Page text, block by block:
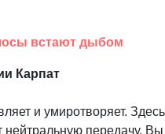
встают дыбом
Карпат
и умиротворяет.
нейтральную передачу.